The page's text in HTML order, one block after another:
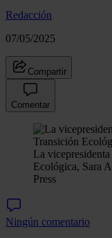
Redacción
07/05/2025
Compartir
Comentar
La
Ecológica, Sara
Press
Ningún comentario